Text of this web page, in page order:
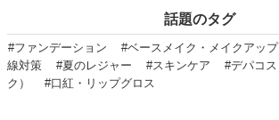
話題のタグ
#ファンデーション #ベースメイク・メイクアップ
線対策
#夏のレジャー #スキンケア #デパコス
ク）
#口紅・リップグロス